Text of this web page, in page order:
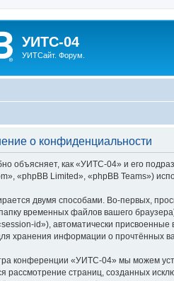
УИТС-04
УИТСайт. Форум.
о конфиденциальности
объясняет, как «УИТС-04» и его
«phpBB Limited», «phpBB Teams»)
двумя способами. Во-первых,
временных файлов вашего
id»), автоматически
хранения информации о прочтённых
конференции «УИТС-04» мы можем
рассмотрение страниц, созданных